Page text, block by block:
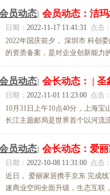
员动态] 会员动态：洁
日期： 2022-11-17 11:41:31 点击：
2022年国庆前夕， 深圳市 科创
的资质备案，是对企业创新能力
员动态] 会长动态： | 圣
日期： 2022-11-01 11:23:00 点击：
10月31日上午10点40分，上海
长江主题邮局是世界首个以河流
员动态] 会长动态：爱
日期： 2022-10-08 11:31:00 点击：
近日， 爱丽家居携手京东 完成
速商业空间全面升级，生态互联